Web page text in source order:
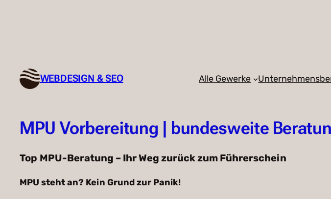
WEBDESIGN & SEO Alle Gewerke
MPU Vorbereitung | bundesweite
Top MPU-Beratung – Ihr Weg zurück zum Führerschein
MPU steht an? Kein Grund zur Panik!